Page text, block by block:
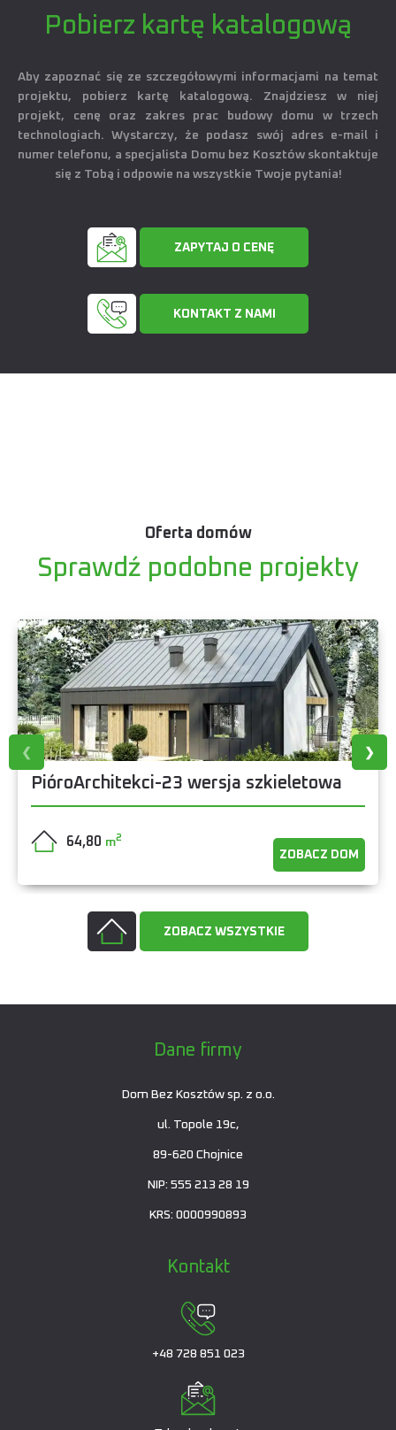
Pobierz kartę katalogową
Aby zapoznać się ze szczegółowymi informacjami na temat
projektu, pobierz kartę katalogową. Znajdziesz w niej
projekt, cenę oraz zakres prac budowy domu w trzech
technologiach. Wystarczy, że podasz swój adres e-mail i
numer telefonu, a specjalista Domu bez Kosztów skontaktuje
się z Tobą i odpowie na wszystkie Twoje pytania!
ZAPYTAJ O CENĘ
KONTAKT Z NAMI
Oferta domów
Sprawdź podobne projekty
PióroArchitekci-23 wersja szkieletowa
64,80 m2
ZOBACZ DOM
ZOBACZ WSZYSTKIE
Dane firmy
Dom Bez Kosztów sp. z o.o.
ul. Topole 19c,
89-620 Chojnice
NIP: 555 213 28 19
KRS: 0000990893
Kontakt
+48 728 851 023